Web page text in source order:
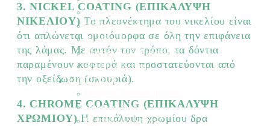
3. NICKEL COATING (ΕΠΙΚΑΛΥΨΗ
ΝΙΚΕΛΙΟΥ) Το πλεονέκτημα του νικελίου είναι
ότι απλώνεται ομοιόμορφα σε όλη την επιφάνεια
της λάμας. Με αυτόν τον τρόπο, τα δόντια
παραμένουν κοφτερά και προστατεύονται από
την οξείδωση (σκουριά).
4. CHROME COATING (ΕΠΙΚΑΛΥΨΗ
ΧΡΩΜΙΟΥ)Η επικάλυψη χρωμίου δρα
Εργαλεία-Προστασία
Αξεσουάρ Μηχανημάτων
Λιπαντικά
Μπαταρίες & Φορτιστές
Stihl Collection
Πότισμα
Λάστιχα Κήπου
Εξαρτήματα Βρύσης